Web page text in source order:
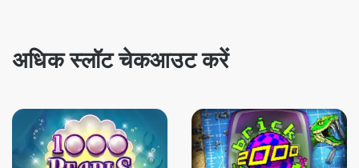
अधिक स्लॉट चेकआउट करें